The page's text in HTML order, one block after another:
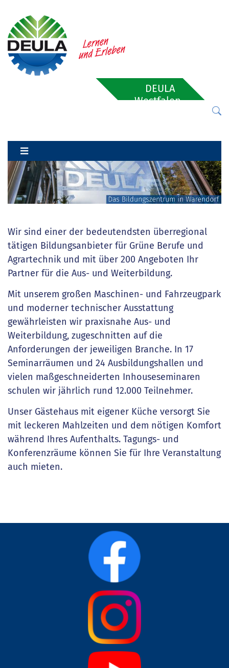
DEULA
Westfalen-
Wir sind einer der bedeutendsten überregional
tätigen Bildungsanbieter für Grüne Berufe und
Agrartechnik und mit über 200 Angeboten Ihr
Partner für die Aus- und Weiterbildung.
Mit unserem großen Maschinen- und Fahrzeugpark
und moderner technischer Ausstattung
gewährleisten wir praxisnahe Aus- und
Weiterbildung, zugeschnitten auf die
Anforderungen der jeweiligen Branche. In 17
Seminarräumen und 24 Ausbildungshallen und
vielen maßgeschneiderten Inhouseseminaren
schulen wir jährlich rund 12.000 Teilnehmer.
Unser Gästehaus mit eigener Küche versorgt Sie
mit leckeren Mahlzeiten und dem nötigen Komfort
während Ihres Aufenthalts. Tagungs- und
Konferenzräume können Sie für Ihre Veranstaltung
auch mieten.